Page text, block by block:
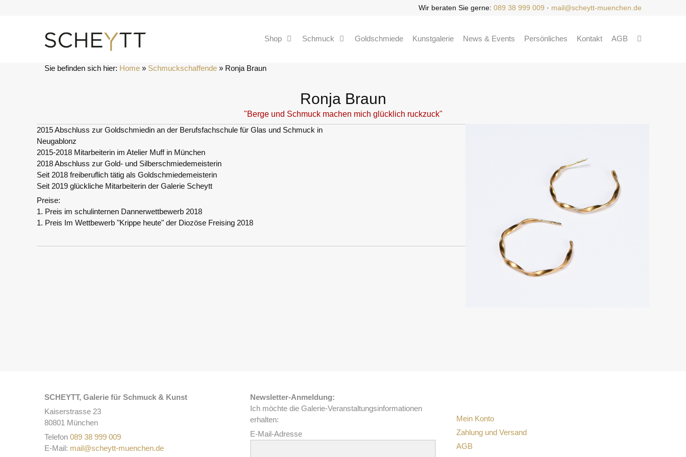
Wir beraten Sie gerne: 089 38 999 009 · mail@scheytt-muenchen.de
Shop Schmuck Goldschmiede Kunstgalerie News & Events Persönliches Kontakt AGB
Sie befinden sich hier: Home » Schmuckschaffende » Ronja Braun
Ronja Braun
"Berge und Schmuck machen mich glücklich ruckzuck"
2015 Abschluss zur Goldschmiedin an der Berufsfachschule für Glas und Schmuck in
Neugablonz
2015-2018 Mitarbeiterin im Atelier Muff in München
2018 Abschluss zur Gold- und Silberschmiedemeisterin
Seit 2018 freiberuflich tätig als Goldschmiedemeisterin
Seit 2019 glückliche Mitarbeiterin der Galerie Scheytt
Preise:
1. Preis im schulinternen Dannerwettbewerb 2018
1. Preis Im Wettbewerb "Krippe heute" der Diozöse Freising 2018
SCHEYTT, Galerie für Schmuck & Kunst
Kaiserstrasse 23
80801 München
Telefon 089 38 999 009
E-Mail: mail@scheytt-muenchen.de
Newsletter-Anmeldung:
Ich möchte die Galerie-Veranstaltungsinformationen
erhalten:
E-Mail-Adresse
Mein Konto
Zahlung und Versand
AGB